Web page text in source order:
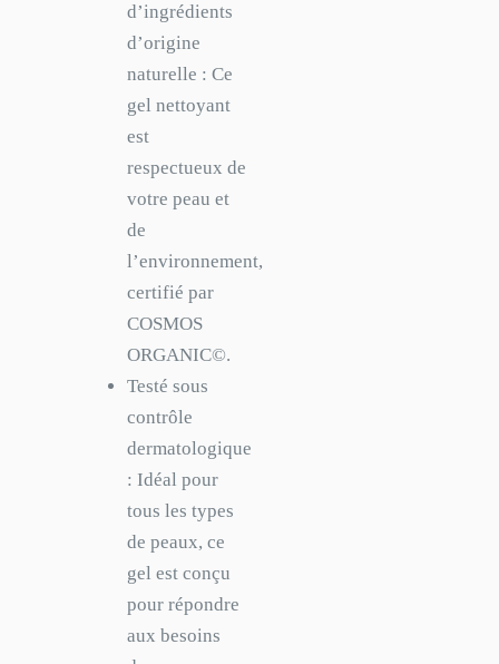
d’ingrédients
d’origine
naturelle : Ce
gel nettoyant
est
respectueux de
votre peau et
de
l’environnement,
certifié par
COSMOS
ORGANIC©.
Testé sous
contrôle
dermatologique
: Idéal pour
tous les types
de peaux, ce
gel est conçu
pour répondre
aux besoins